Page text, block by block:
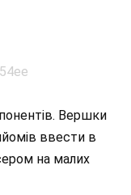
Вершки
ввести в
на малих